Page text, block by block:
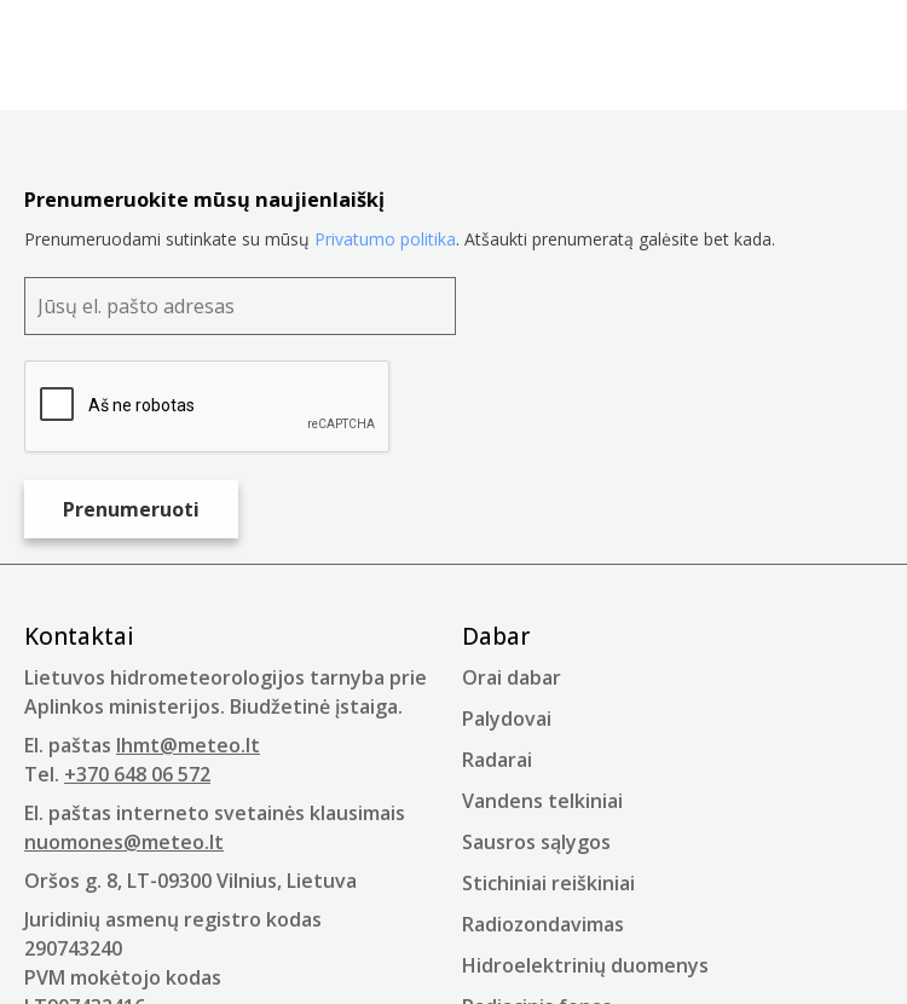
Prenumeruokite mūsų naujienlaiškį
Prenumeruodami sutinkate su mūsų Privatumo politika. Atšaukti prenumeratą galėsite bet kada.
Kontaktai
Lietuvos hidrometeorologijos tarnyba prie
Aplinkos ministerijos. Biudžetinė įstaiga.
El. paštas lhmt@meteo.lt
Tel. +370 648 06 572
El. paštas interneto svetainės klausimais
nuomones@meteo.lt
Oršos g. 8, LT-09300 Vilnius, Lietuva
Juridinių asmenų registro kodas
290743240
PVM mokėtojo kodas
Dabar
Orai dabar
Palydovai
Radarai
Vandens telkiniai
Sausros sąlygos
Stichiniai reiškiniai
Radiozondavimas
Hidroelektrinių duomenys